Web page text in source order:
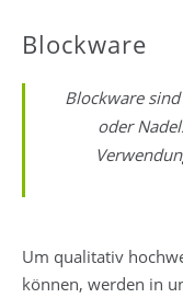
Blockware
Blockware
oder
Um qualitativ
können, werden in